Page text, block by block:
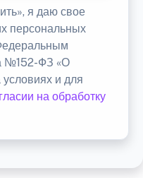
я даю свое
персональных
№152-ФЗ «О
и для
на обработку